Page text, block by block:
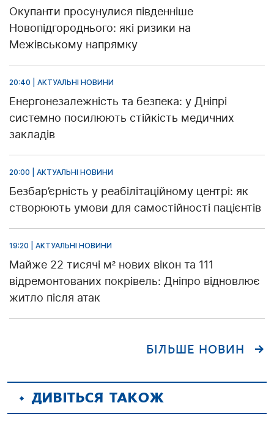
Окупанти просунулися південніше
Новопідгороднього: які ризики на
Межівському напрямку
20:40 | АКТУАЛЬНІ НОВИНИ
Енергонезалежність та безпека: у Дніпрі
системно посилюють стійкість медичних
закладів
20:00 | АКТУАЛЬНІ НОВИНИ
Безбар’єрність у реабілітаційному центрі: як
створюють умови для самостійності пацієнтів
19:20 | АКТУАЛЬНІ НОВИНИ
Майже 22 тисячі м² нових вікон та 111
відремонтованих покрівель: Дніпро відновлює
житло після атак
БІЛЬШЕ НОВИН
ДИВІТЬСЯ ТАКОЖ